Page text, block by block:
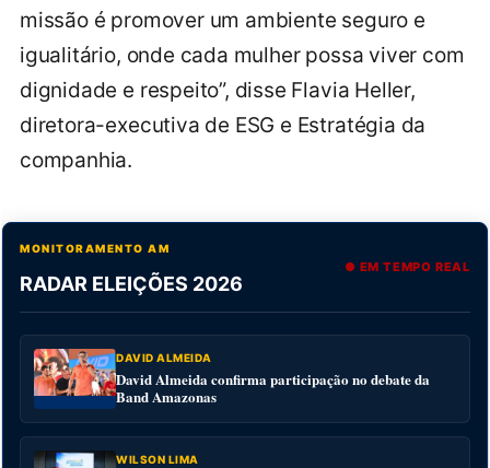
missão é promover um ambiente seguro e
igualitário, onde cada mulher possa viver com
dignidade e respeito”, disse Flavia Heller,
diretora-executiva de ESG e Estratégia da
companhia.
MONITORAMENTO AM
RADAR ELEIÇÕES 2026
● EM TEMPO REAL
DAVID ALMEIDA
David Almeida confirma participação no debate da
Band Amazonas
WILSON LIMA